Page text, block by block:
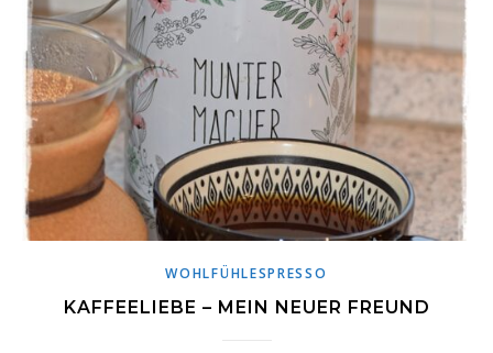
WOHLFÜHLESPRESSO
KAFFEELIEBE – MEIN NEUER FREUND